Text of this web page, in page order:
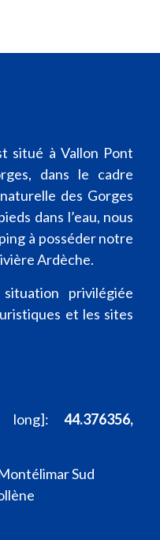
situé à Vallon Pont
dans le cadre
des Gorges
dans l’eau, nous
à posséder notre
Ardèche.
privilégiée
et les sites
long]:44.376356,
Sud